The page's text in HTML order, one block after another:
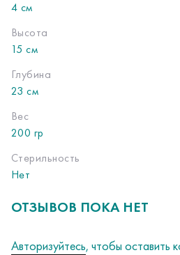
4 см
Высота
15 см
Глубина
23 см
Вес
200 гр
Стерильность
Нет
ОТЗЫВОВ ПОКА НЕТ
Авторизуйтесь, чтобы оставить